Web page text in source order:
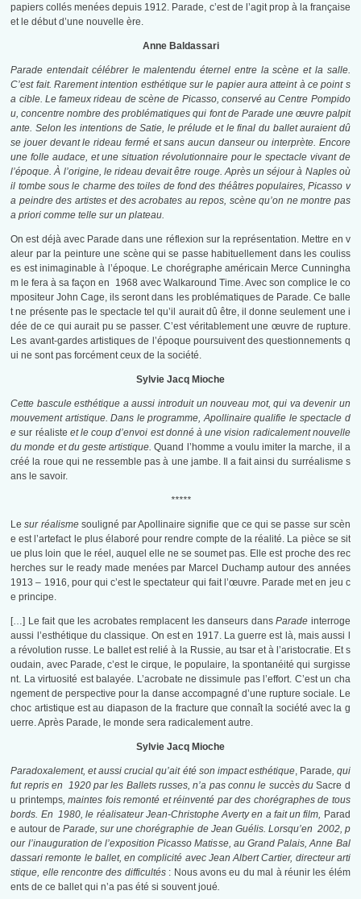
papiers collés menées depuis 1912. Parade, c’est de l’agit prop à la française
et le début d’une nouvelle ère.
Anne Baldassari
Paradeentendait célébrer le malentendu éternel entre la scène et la salle.
C’est fait. Rarement intention esthétique sur le papier aura atteint à ce point s
a cible. Le fameux rideau de scène de Picasso, conservé au Centre Pompido
u, concentre nombre des problématiques qui font de Parade une œuvre palpit
ante. Selon les intentions de Satie, le prélude et le final du ballet auraient dû
se jouer devant le rideau fermé et sans aucun danseur ou interprète. Encore
une folle audace, et une situation révolutionnaire pour le spectacle vivant de
l’époque. À l’origine, le rideau devait être rouge. Après un séjour à Naples où
il tombe sous le charme des toiles de fond des théâtres populaires, Picasso v
a peindre des artistes et des acrobates au repos, scène qu’on ne montre pas
a priori comme telle sur un plateau.
On est déjà avec Parade dans une réflexion sur la représentation. Mettre en v
aleur par la peinture une scène qui se passe habituellement dans les couliss
es est inimaginable à l’époque. Le chorégraphe américain Merce Cunningha
m le fera à sa façon en 1968 avec Walkaround Time. Avec son complice le co
mpositeur John Cage, ils seront dans les problématiques de Parade. Ce balle
t ne présente pas le spectacle tel qu’il aurait dû être, il donne seulement une i
dée de ce qui aurait pu se passer. C’est véritablement une œuvre de rupture.
Les avant-gardes artistiques de l’époque poursuivent des questionnements q
ui ne sont pas forcément ceux de la société.
Sylvie Jacq Mioche
Cette bascule esthétique a aussi introduit un nouveau mot, qui va devenir un
mouvement artistique. Dans le programme, Apollinaire qualifie le spectacle d
esur réaliste et le coup d’envoi est donné à une vision radicalement nouvelle
du monde et du geste artistique.Quand l’homme a voulu imiter la marche, il a
créé la roue qui ne ressemble pas à une jambe. Il a fait ainsi du surréalisme s
ans le savoir.
*****
Lesur réalismesouligné par Apollinaire signifie que ce qui se passe sur scèn
e est l’artefact le plus élaboré pour rendre compte de la réalité. La pièce se sit
ue plus loin que le réel, auquel elle ne se soumet pas. Elle est proche des rec
herches sur le ready made menées par Marcel Duchamp autour des années
1913 – 1916, pour qui c’est le spectateur qui fait l’œuvre. Parade met en jeu c
e principe.
[…] Le fait que les acrobates remplacent les danseurs dansParade interroge
aussi l’esthétique du classique. On est en 1917. La guerre est là, mais aussi l
a révolution russe. Le ballet est relié à la Russie, au tsar et à l’aristocratie. Et s
oudain, avec Parade, c’est le cirque, le populaire, la spontanéité qui surgisse
nt. La virtuosité est balayée. L’acrobate ne dissimule pas l’effort. C’est un cha
ngement de perspective pour la danse accompagné d’une rupture sociale. Le
choc artistique est au diapason de la fracture que connaît la société avec la g
uerre. Après Parade, le monde sera radicalement autre.
Sylvie Jacq Mioche
Paradoxalement, et aussi crucial qu’ait été son impact esthétique, Parade, qui
fut repris en 1920 par les Ballets russes, n’a pas connu le succès duSacre d
u printemps, maintes fois remonté et réinventé par des chorégraphes de tous
bords. En 1980, le réalisateur Jean-Christophe Averty en a fait un film, Parad
e autour deParade, sur une chorégraphie de Jean Guélis. Lorsqu’en 2002, p
our l’inauguration de l’exposition Picasso Matisse, au Grand Palais, Anne Bal
dassari remonte le ballet, en complicité avec Jean Albert Cartier, directeur arti
stique, elle rencontre des difficultés : Nous avons eu du mal à réunir les élém
ents de ce ballet qui n’a pas été si souvent joué.